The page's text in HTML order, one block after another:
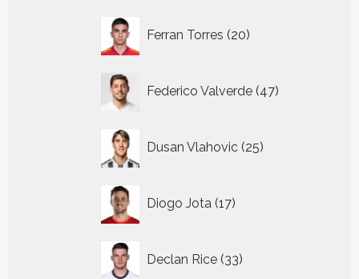
Ferran Torres 20
producten
Federico Valverde 47
producten
Dusan Vlahovic 25
producten
Diogo Jota 17
producten
Declan Rice 33
producten